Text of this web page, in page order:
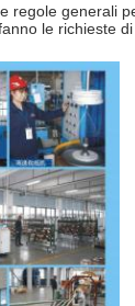
generali
le richieste